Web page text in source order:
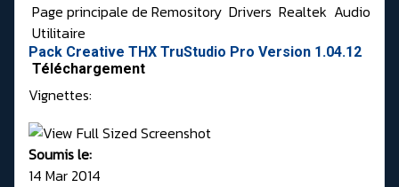
Page principale de Remository Drivers Realtek Audio
Utilitaire
Pack Creative THX TruStudio Pro Version 1.04.12
Téléchargement
Vignettes:
Soumis le:
14 Mar 2014